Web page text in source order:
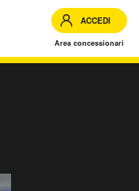
ACCEDI
Area concessionari